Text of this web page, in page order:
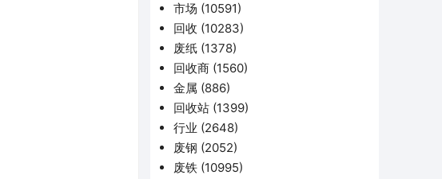
市场 (10591)
回收 (10283)
废纸 (1378)
回收商 (1560)
金属 (886)
回收站 (1399)
行业 (2648)
废钢 (2052)
废铁 (10995)